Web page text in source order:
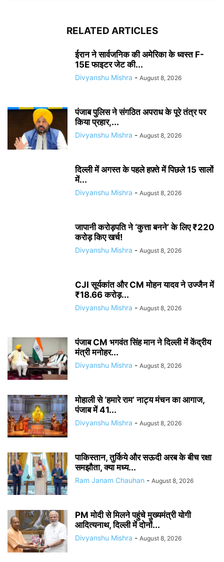
RELATED ARTICLES
ईरान ने सार्वजनिक की अमेरिका के ध्वस्त F-
15E फाइटर जेट की...
Divyanshu Mishra - August 8, 2026
पंजाब पुलिस ने संगठित अपराध के पूरे तंत्र पर
किया प्रहार,...
Divyanshu Mishra - August 8, 2026
दिल्ली में अगस्त के पहले हफ़्ते में पिछले 15 सालों
में...
Divyanshu Mishra - August 8, 2026
जापानी करोड़पति ने ‘कुत्ता बनने’ के लिए ₹220
करोड़ किए खर्च!
Divyanshu Mishra - August 8, 2026
CJI सूर्यकांत और CM मोहन यादव ने उज्जैन में
₹18.66 करोड़...
Divyanshu Mishra - August 8, 2026
पंजाब CM भगवंत सिंह मान ने दिल्ली में केंद्रीय
मंत्री मनोहर...
Divyanshu Mishra - August 8, 2026
मोहाली से ‘हमारे राम’ नाट्य मंचन का आगाज,
पंजाब में 41...
Divyanshu Mishra - August 8, 2026
पाकिस्तान, तुर्किये और सऊदी अरब के बीच रक्षा
समझौता, क्या मध्य...
Ram Janam Chauhan - August 8, 2026
PM मोदी से मिलने पहुंचे मुख्यमंत्री योगी
आदित्यनाथ, दिल्ली में दोनों...
Divyanshu Mishra - August 8, 2026